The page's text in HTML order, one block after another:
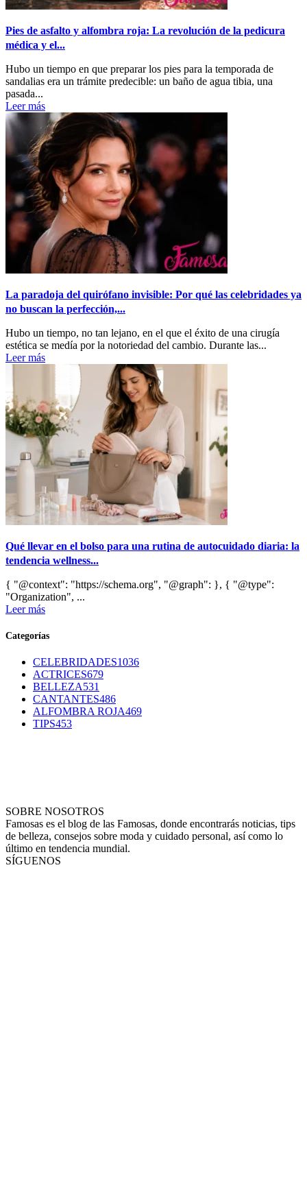
Pies de asfalto y alfombra roja: La revolución de la pedicura
médica y el...
Hubo un tiempo en que preparar los pies para la temporada de
sandalias era un trámite predecible: un baño de agua tibia, una
pasada...
Leer más
La paradoja del quirófano invisible: Por qué las celebridades ya
no buscan la perfección,...
Hubo un tiempo, no tan lejano, en el que el éxito de una cirugía
estética se medía por la notoriedad del cambio. Durante las...
Leer más
Qué llevar en el bolso para una rutina de autocuidado diaria: la
tendencia wellness...
{ "@context": "https://schema.org", "@graph": }, { "@type":
"Organization", ...
Leer más
Categorías
CELEBRIDADES1036
ACTRICES679
BELLEZA531
CANTANTES486
ALFOMBRA ROJA469
TIPS453
SOBRE NOSOTROS
Famosas es el blog de las Famosas, donde encontrarás noticias, tips
de belleza, consejos sobre moda y cuidado personal, así como lo
último en tendencia mundial.
SÍGUENOS